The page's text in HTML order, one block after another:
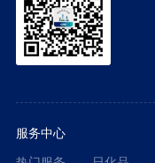
服务中心